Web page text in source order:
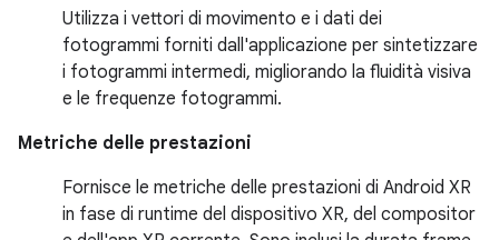
Utilizza i vettori di movimento e i dati dei
fotogrammi forniti dall'applicazione per sintetizzare
i fotogrammi intermedi, migliorando la fluidità visiva
e le frequenze fotogrammi.
Metriche delle prestazioni
Fornisce le metriche delle prestazioni di Android XR
in fase di runtime del dispositivo XR, del compositor